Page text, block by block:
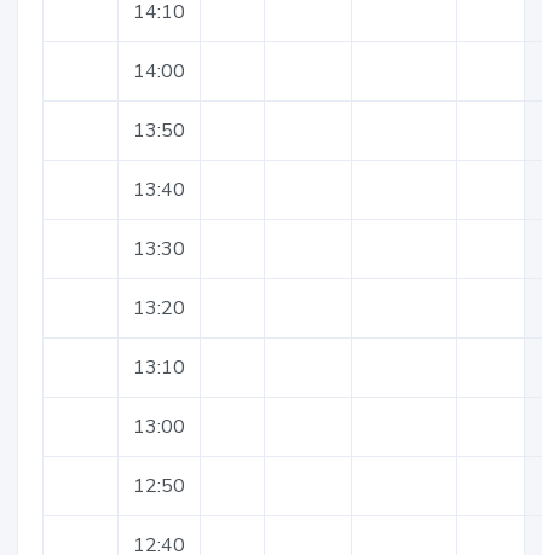
14:10
14:00
13:50
13:40
13:30
13:20
13:10
13:00
12:50
12:40